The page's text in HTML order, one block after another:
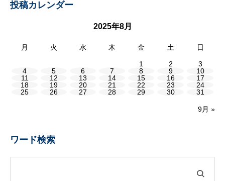
投稿カレンダー
2025年8月
月 火 水 木 金 土 日
1 2
3
4
5 6 7 8 9
10
11
12 13 14 15 16
17
18
19 20 21 22 23
24
25
26 27 28 29 30 31
9月 »
ワード検索